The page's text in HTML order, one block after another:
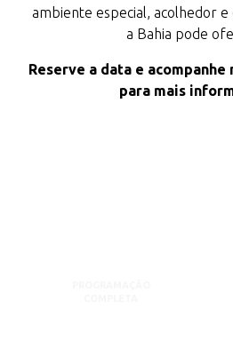
ambiente especial, acolhedor
a Bahia pode
Reserve a data e acompanhe
para mais